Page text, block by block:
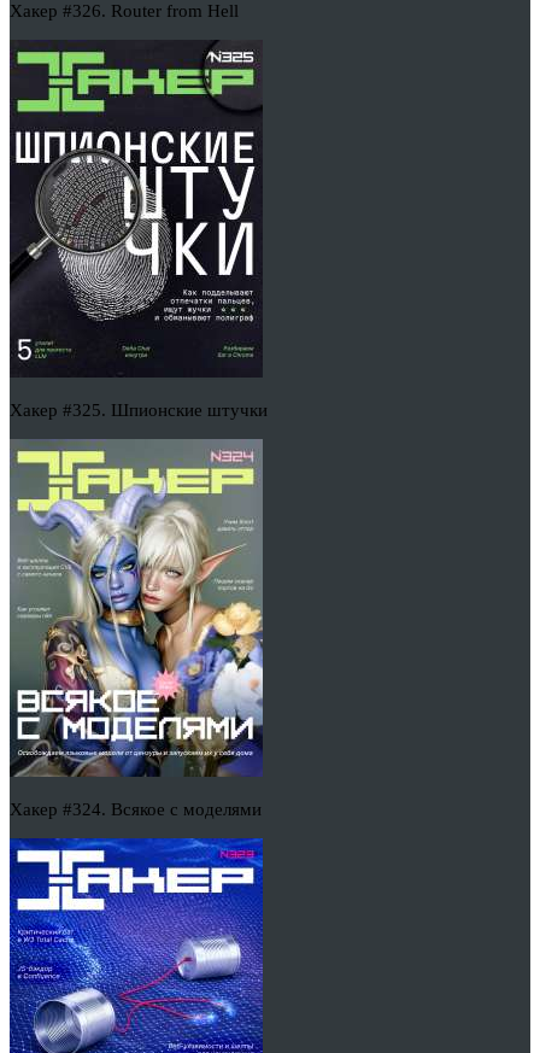
Хакер #326. Router from Hell
Хакер #325. Шпионские штучки
Хакер #324. Всякое с моделями